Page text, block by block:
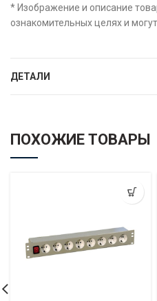
* Изображение и описание
ознакомительных целях и
ДЕТАЛИ
ПОХОЖИЕ ТОВАРЫ